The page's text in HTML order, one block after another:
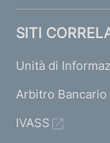
SITI
Unità di
Arbitro Bancario
IVASS